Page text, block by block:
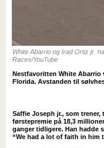
White Abarrio og Irad Ortiz jr.
Races/YouTube
Nestfavoritten White Abarrio
Florida. Avstanden til
Saffie Joseph jr., som
førstepremie på 18,3
ganger tidligere. Han hadde
“We had a lot of faith in him